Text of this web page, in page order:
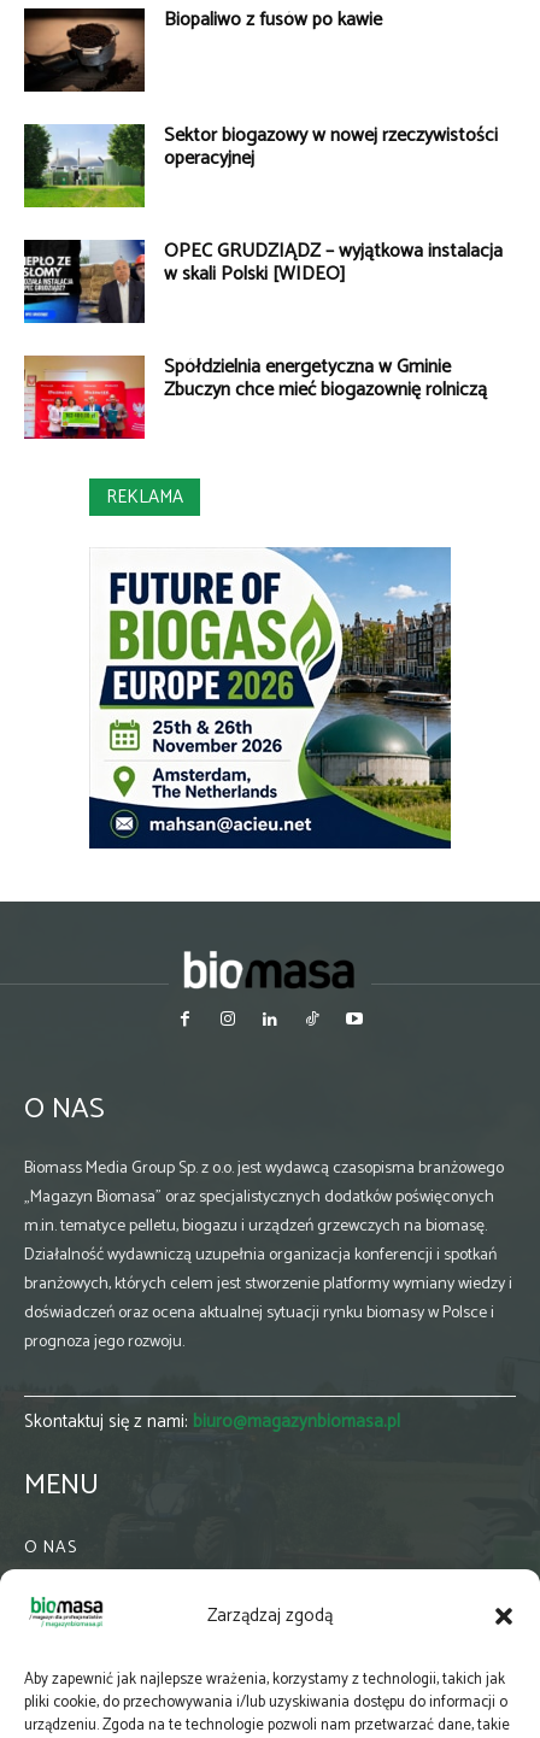
Zarządzaj zgodą
Aby zapewnić jak najlepsze wrażenia, korzystamy z technologii, takich jak
pliki cookie, do przechowywania i/lub uzyskiwania dostępu do informacji o
urządzeniu. Zgoda na te technologie pozwoli nam przetwarzać dane, takie
Biopaliwo z fusów po kawie
Sektor biogazowy w nowej rzeczywistości
operacyjnej
OPEC GRUDZIĄDZ – wyjątkowa instalacja
w skali Polski [WIDEO]
Spółdzielnia energetyczna w Gminie
Zbuczyn chce mieć biogazownię rolniczą
REKLAMA
O NAS
Biomass Media Group Sp. z o.o. jest wydawcą czasopisma branżowego
„Magazyn Biomasa” oraz specjalistycznych dodatków poświęconych
m.in. tematyce pelletu, biogazu i urządzeń grzewczych na biomasę.
Działalność wydawniczą uzupełnia organizacja konferencji i spotkań
branżowych, których celem jest stworzenie platformy wymiany wiedzy i
doświadczeń oraz ocena aktualnej sytuacji rynku biomasy w Polsce i
prognoza jego rozwoju.
Skontaktuj się z nami: biuro@magazynbiomasa.pl
MENU
O NAS
WSPÓŁPRACA
PRENUMERATA
NEWSLETTER